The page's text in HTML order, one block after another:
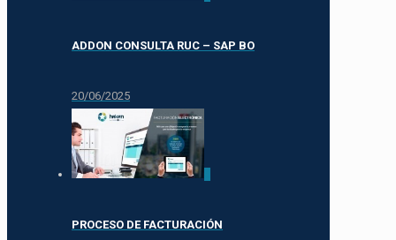
ADDON CONSULTA RUC – SAP BO
20/06/2025
PROCESO DE FACTURACIÓN